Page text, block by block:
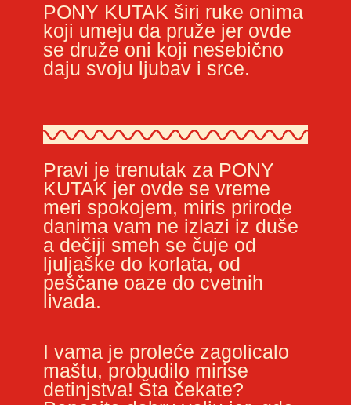
PONY KUTAK širi ruke onima
koji umeju da pruže jer ovde
se druže oni koji nesebično
daju svoju ljubav i srce.
Pravi je trenutak za PONY
KUTAK jer ovde se vreme
meri spokojem, miris prirode
danima vam ne izlazi iz duše
a dečiji smeh se čuje od
ljuljaške do korlata, od
peščane oaze do cvetnih
livada.
I vama je proleće zagolicalo
maštu, probudilo mirise
detinjstva! Šta čekate?